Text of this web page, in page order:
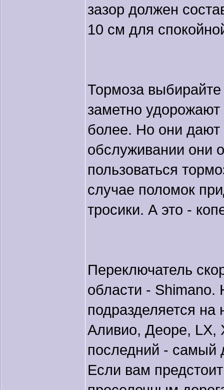
зазор должен
10 см для
Тормоза выбирайте
заметно
более. Но они
обслуживании они
пользоваться
случае поломок
тросики. А это -
Переключатель
области - Shimano.
подразделяется на
Аливио, Деоре,
последний - самый
Если вам